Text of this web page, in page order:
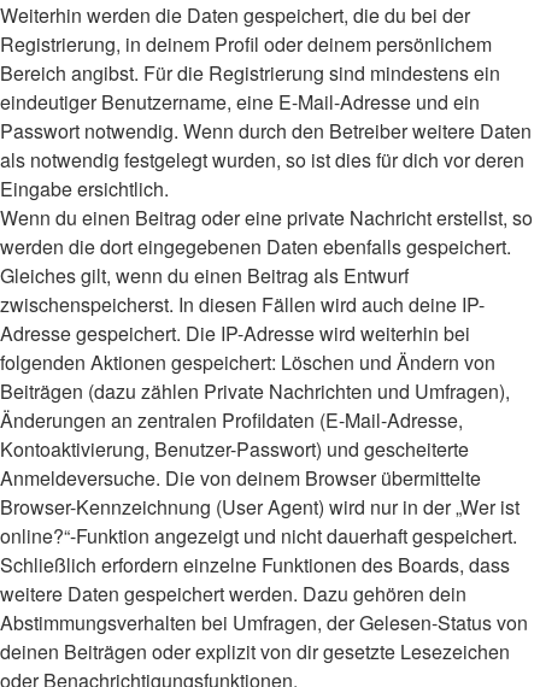
Weiterhin werden die Daten gespeichert, die du bei der
Registrierung, in deinem Profil oder deinem persönlichem
Bereich angibst. Für die Registrierung sind mindestens ein
eindeutiger Benutzername, eine E-Mail-Adresse und ein
Passwort notwendig. Wenn durch den Betreiber weitere Daten
als notwendig festgelegt wurden, so ist dies für dich vor deren
Eingabe ersichtlich.
Wenn du einen Beitrag oder eine private Nachricht erstellst, so
werden die dort eingegebenen Daten ebenfalls gespeichert.
Gleiches gilt, wenn du einen Beitrag als Entwurf
zwischenspeicherst. In diesen Fällen wird auch deine IP-
Adresse gespeichert. Die IP-Adresse wird weiterhin bei
folgenden Aktionen gespeichert: Löschen und Ändern von
Beiträgen (dazu zählen Private Nachrichten und Umfragen),
Änderungen an zentralen Profildaten (E-Mail-Adresse,
Kontoaktivierung, Benutzer-Passwort) und gescheiterte
Anmeldeversuche. Die von deinem Browser übermittelte
Browser-Kennzeichnung (User Agent) wird nur in der „Wer ist
online?“-Funktion angezeigt und nicht dauerhaft gespeichert.
Schließlich erfordern einzelne Funktionen des Boards, dass
weitere Daten gespeichert werden. Dazu gehören dein
Abstimmungsverhalten bei Umfragen, der Gelesen-Status von
deinen Beiträgen oder explizit von dir gesetzte Lesezeichen
oder Benachrichtigungsfunktionen.